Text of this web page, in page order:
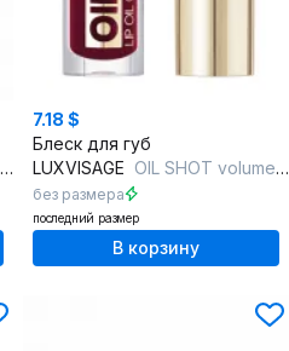
7.18 $
Блеск для губ
LUXVISAGE OIL SHOT volume & relax, 306
без размера
последний размер
В корзину